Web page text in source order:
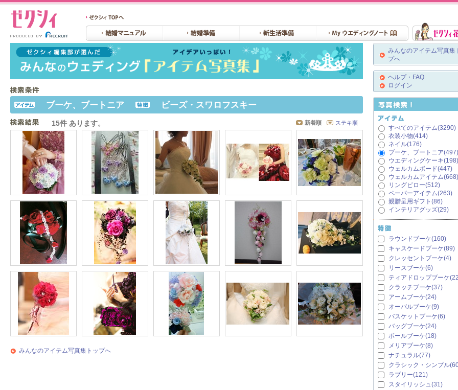
ブーケ、ブートニア ビーズ・スワロフスキー
15件 あります。 新着順 ステキ順
みんなのアイテム写真集トップへ
みんなのアイテム写真集
プへ
ヘルプ・FAQ
ログイン
すべてのアイテム(3290)
衣装小物(414)
ネイル(176)
ブーケ、ブートニア(497)
ウエディングケーキ(198)
ウェルカムボード(447)
ウェルカムアイテム(668)
リングピロー(512)
ペーパーアイテム(263)
親贈呈用ギフト(86)
インテリアグッズ(29)
ラウンドブーケ(160)
キャスケードブーケ(89)
クレッセントブーケ(4)
リースブーケ(6)
ティアドロップブーケ
クラッチブーケ(37)
アームブーケ(24)
オーバルブーケ(9)
バスケットブーケ(6)
バッグブーケ(24)
ボールブーケ(18)
メリアブーケ(8)
ナチュラル(77)
クラシック・シンプル
ラブリー(121)
スタイリッシュ(31)